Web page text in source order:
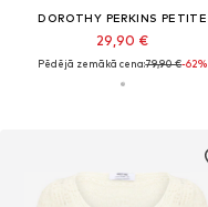
DOROTHY PERKINS PETITE
29,90 €
Pēdējā zemākā cena:79,90 €-62%